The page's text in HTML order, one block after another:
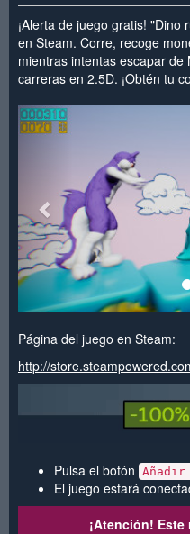
¡Alerta de juego gratis! "Dino
en Steam. Corre, recoge
mientras intentas escapar
carreras en 2.5D. ¡Obtén tu
<
Página del juego en Steam:
http://
Pulsa el botón
El juego estará
¡Atención!